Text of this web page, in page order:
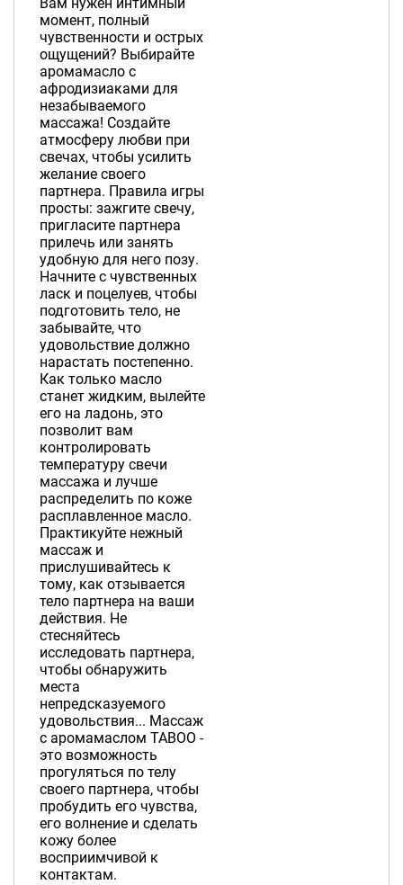
момент, полный
чувственности и острых
ощущений? Выбирайте
аромамасло с
афродизиаками для
незабываемого
массажа! Создайте
атмосферу любви при
свечах, чтобы усилить
желание своего
партнера. Правила игры
просты: зажгите свечу,
пригласите партнера
прилечь или занять
удобную для него позу.
Начните с чувственных
ласк и поцелуев, чтобы
подготовить тело, не
забывайте, что
удовольствие должно
нарастать постепенно.
Как только масло
станет жидким, вылейте
его на ладонь, это
позволит вам
контролировать
температуру свечи
массажа и лучше
распределить по коже
расплавленное масло.
Практикуйте нежный
массаж и
прислушивайтесь к
тому, как отзывается
тело партнера на ваши
действия. Не
стесняйтесь
исследовать партнера,
чтобы обнаружить
места
непредсказуемого
удовольствия... Массаж
с аромамаслом TABOO -
это возможность
прогуляться по телу
своего партнера, чтобы
пробудить его чувства,
его волнение и сделать
кожу более
восприимчивой к
контактам.